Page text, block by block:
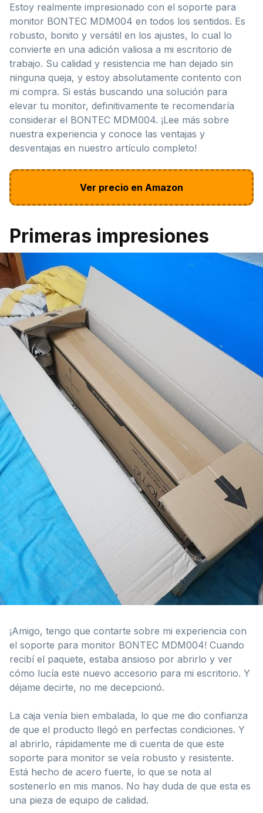
Estoy realmente impresionado con el soporte para
monitor BONTEC MDM004 en todos los sentidos. Es
robusto, bonito y versátil en los ajustes, lo cual lo
convierte en una adición valiosa a mi escritorio de
trabajo. Su calidad y resistencia me han dejado sin
ninguna queja, y estoy absolutamente contento con
mi compra. Si estás buscando una solución para
elevar tu monitor, definitivamente te recomendaría
considerar el BONTEC MDM004. ¡Lee más sobre
nuestra experiencia y conoce las ventajas y
desventajas en nuestro artículo completo!
Ver precio en Amazon
Primeras impresiones
¡Amigo, tengo que contarte sobre mi experiencia con
el soporte para monitor BONTEC MDM004! Cuando
recibí el paquete, estaba ansioso por abrirlo y ver
cómo lucía este nuevo accesorio para mi escritorio. Y
déjame decirte, no me decepcionó.
La caja venía bien embalada, lo que me dio confianza
de que el producto llegó en perfectas condiciones. Y
al abrirlo, rápidamente me di cuenta de que este
soporte para monitor se veía robusto y resistente.
Está hecho de acero fuerte, lo que se nota al
sostenerlo en mis manos. No hay duda de que esta es
una pieza de equipo de calidad.